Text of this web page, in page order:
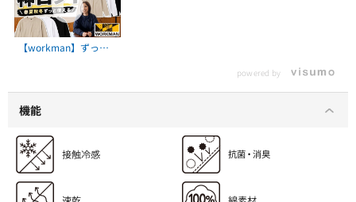
【workman】ずっと
powered by
機能